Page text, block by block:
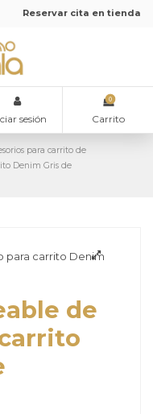
Reservar cita en tienda
sesión
0
Carrito
para carrito de
Denim Gris de
de